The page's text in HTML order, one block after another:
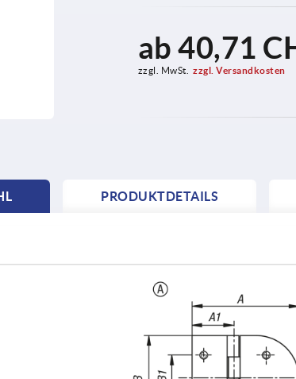
ab40,71
zzgl. MwSt. zzgl. Versandkosten
PRODUKTDETAILS